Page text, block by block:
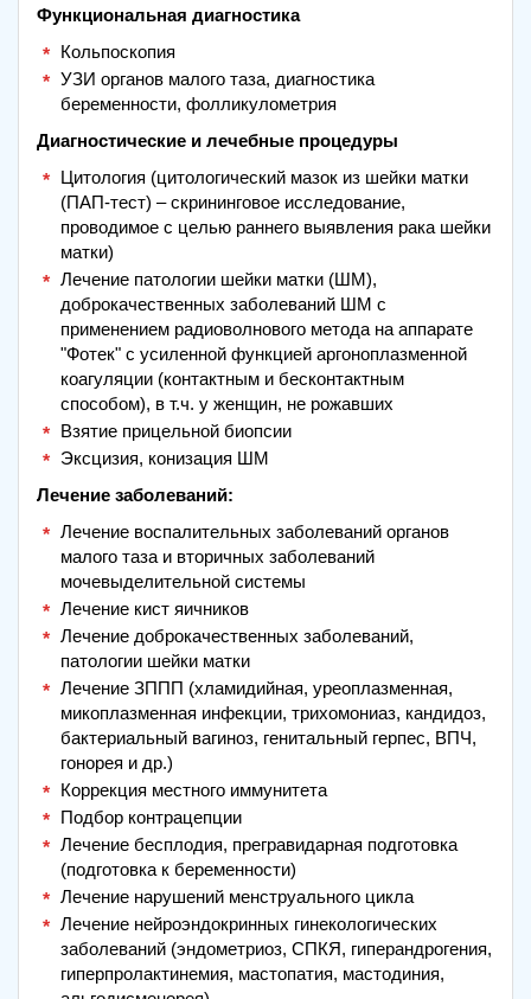
Функциональная диагностика
Кольпоскопия
УЗИ органов малого таза, диагностика
беременности, фолликулометрия
Диагностические и лечебные процедуры
Цитология (цитологический мазок из шейки матки
(ПАП-тест) – скрининговое исследование,
проводимое с целью раннего выявления рака шейки
матки)
Лечение патологии шейки матки (ШМ),
доброкачественных заболеваний ШМ с
применением радиоволнового метода на аппарате
"Фотек" с усиленной функцией аргоноплазменной
коагуляции (контактным и бесконтактным
способом), в т.ч. у женщин, не рожавших
Взятие прицельной биопсии
Эксцизия, конизация ШМ
Лечение заболеваний:
Лечение воспалительных заболеваний органов
малого таза и вторичных заболеваний
мочевыделительной системы
Лечение кист яичников
Лечение доброкачественных заболеваний,
патологии шейки матки
Лечение ЗППП (хламидийная, уреоплазменная,
микоплазменная инфекции, трихомониаз, кандидоз,
бактериальный вагиноз, генитальный герпес, ВПЧ,
гонорея и др.)
Коррекция местного иммунитета
Подбор контрацепции
Лечение бесплодия, прегравидарная подготовка
(подготовка к беременности)
Лечение нарушений менструального цикла
Лечение нейроэндокринных гинекологических
заболеваний (эндометриоз, СПКЯ, гиперандрогения,
гиперпролактинемия, мастопатия, мастодиния,